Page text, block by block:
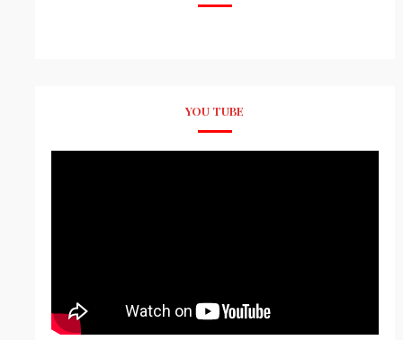
YOU TUBE